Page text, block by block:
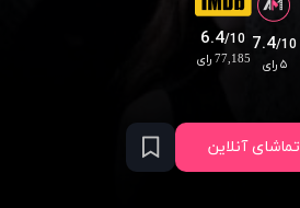
6.4/10
77,185 رای
7.4/10
۵ رای
تماشای آنلاین